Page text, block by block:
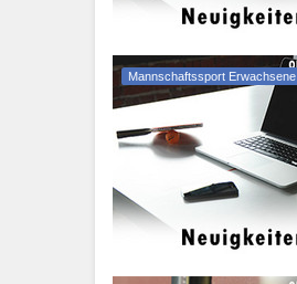
Mannschaftssport Erwachsene